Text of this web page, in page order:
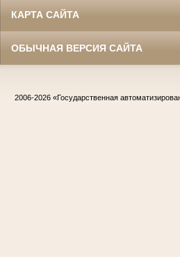
КАРТА САЙТА
ОБЫЧНАЯ ВЕРСИЯ САЙТА
2006-2026 «Государственная